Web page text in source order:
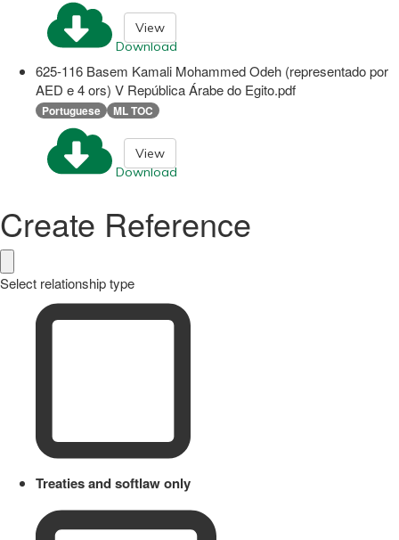
Download
View
625-116 Basem Kamali Mohammed Odeh (representado por
AED e 4 ors) V República Árabe do Egito.pdf
Portuguese ML TOC
Download
View
Create Reference
Select relationship type
Treaties and softlaw only